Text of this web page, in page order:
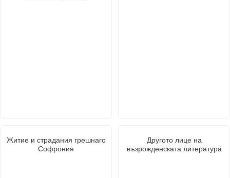
Житие и страдания грешнаго
Софрония
Другото лице на
възрожденската литература